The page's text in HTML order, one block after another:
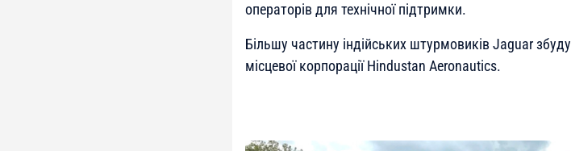
операторів для технічної підтримки.
Більшу частину індійських штурмовиків Jaguar
місцевої корпорації Hindustan Aeronautics.